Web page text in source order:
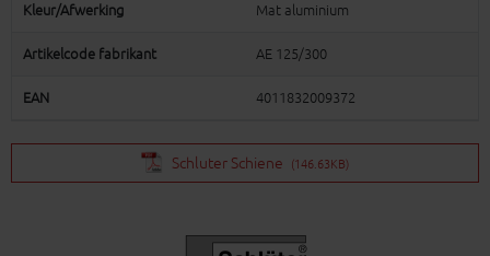
Kleur/Afwerking Mat aluminium
Artikelcode fabrikant AE 125/300
EAN 4011832009372
Schluter Schiene (146.63KB)